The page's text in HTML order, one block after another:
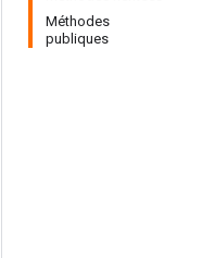
Méthodes
publiques